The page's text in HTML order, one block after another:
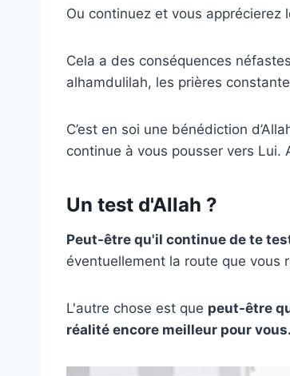
Ou continuez et vous apprécierez
Cela a des conséquences
alhamdulilah, les prières
C’est en soi une bénédiction
continue à vous pousser vers Lui.
Un test d'Allah ?
Peut-être qu'il continue de te
éventuellement la route que vous
L'autre chose est que peut-être
réalité encore meilleur pour vous.